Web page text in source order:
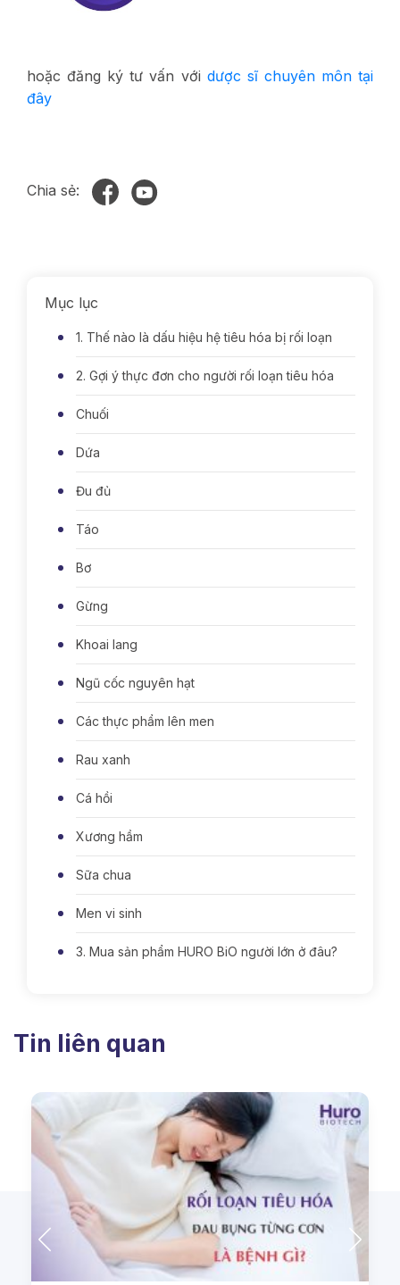
hoặc đăng ký tư vấn với dược sĩ chuyên môn tại
đây
Chia sẻ:
Mục lục
1. Thế nào là dấu hiệu hệ tiêu hóa bị rối loạn
2. Gợi ý thực đơn cho người rối loạn tiêu hóa
Chuối
Dứa
Đu đủ
Táo
Bơ
Gừng
Khoai lang
Ngũ cốc nguyên hạt
Các thực phẩm lên men
Rau xanh
Cá hồi
Xương hầm
Sữa chua
Men vi sinh
3. Mua sản phẩm HURO BiO người lớn ở đâu?
Tin liên quan